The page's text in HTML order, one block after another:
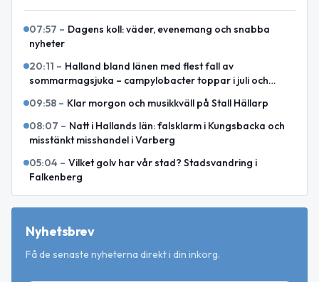
07:57 – Dagens koll: väder, evenemang och snabba
nyheter
20:11 – Halland bland länen med flest fall av
sommarmagsjuka – campylobacter toppar i juli och
09:58 – Klar morgon och musikkväll på Stall Hällarp
08:07 – Natt i Hallands län: falsklarm i Kungsbacka och
misstänkt misshandel i Varberg
05:04 – Vilket golv har vår stad? Stadsvandring i
Falkenberg
Nyhetsbrev
Få de senaste nyheterna direkt i din inkorg.